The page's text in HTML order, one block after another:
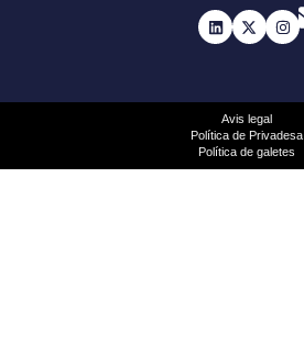
Avis legal
Política de Privadesa
Política de galetes